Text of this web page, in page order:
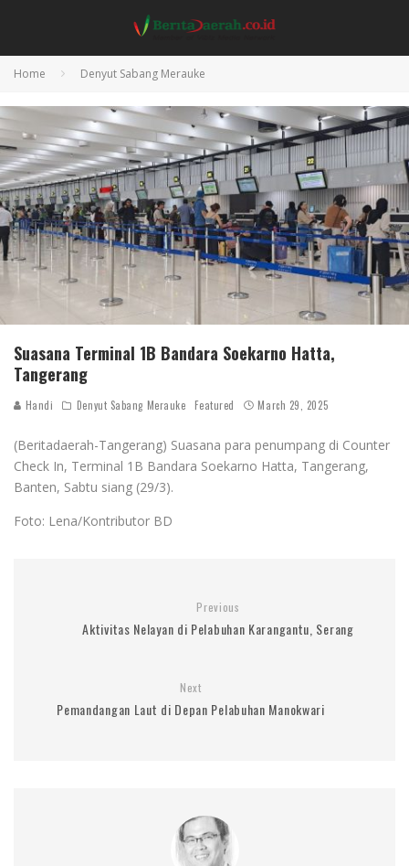
Home Denyut Sabang Merauke
Suasana Terminal 1B Bandara Soekarno Hatta,
Tangerang
Handi Denyut Sabang Merauke Featured March 29, 2025
(Beritadaerah-Tangerang) Suasana para penumpang di Counter
Check In, Terminal 1B Bandara Soekarno Hatta, Tangerang,
Banten, Sabtu siang (29/3).
Foto: Lena/Kontributor BD
Previous
Aktivitas Nelayan di Pelabuhan Karangantu, Serang
Next
Pemandangan Laut di Depan Pelabuhan Manokwari